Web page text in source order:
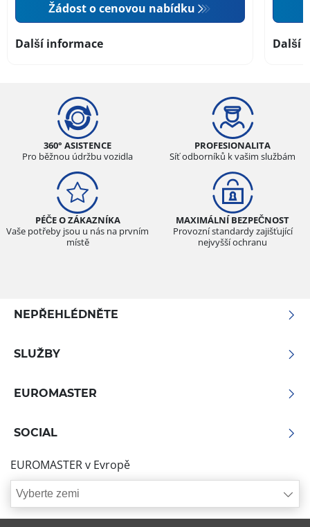
Žádost o cenovou nabídku
Další informace Další
360° ASISTENCE
Pro běžnou údržbu vozidla
PROFESIONALITA
Síť odborníků k vašim službám
PÉČE O ZÁKAZNÍKA
Vaše potřeby jsou u nás na prvním
místě
MAXIMÁLNÍ BEZPEČNOST
Provozní standardy zajišťující
nejvyšší ochranu
NEPŘEHLÉDNĚTE
SLUŽBY
EUROMASTER
SOCIAL
EUROMASTER v Evropě
Vyberte zemi